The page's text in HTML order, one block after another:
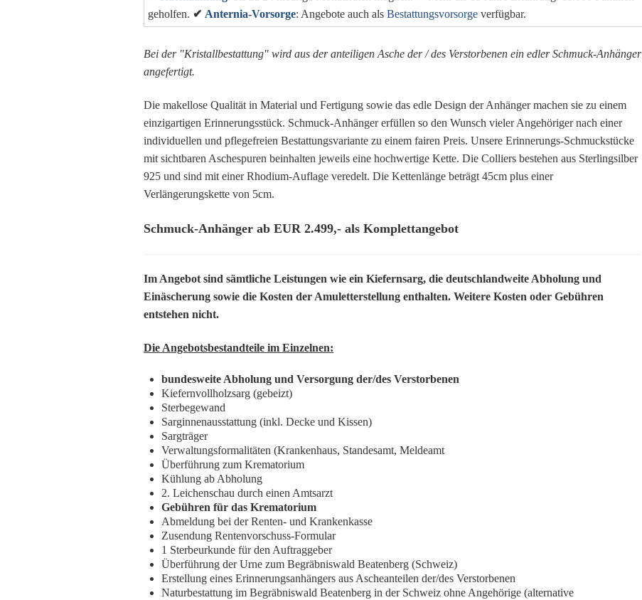
geholfen. ✔ Anternia-Vorsorge: Angebote auch als Bestattungsvorsorge verfügbar.
Bei der "Kristallbestattung" wird aus der anteiligen Asche der / des Verstorbenen ein edler Schmuck-Anhänger
angefertigt.
Die makellose Qualität in Material und Fertigung sowie das edle Design der Anhänger machen sie zu einem
einzigartigen Erinnerungsstück. Schmuck-Anhänger erfüllen so den Wunsch vieler Angehöriger nach einer
individuellen und pflegefreien Bestattungsvariante zu einem fairen Preis. Unsere Erinnerungs-Schmuckstücke
mit sichtbaren Aschespuren beinhalten jeweils eine hochwertige Kette. Die Colliers bestehen aus Sterlingsilber
925 und sind mit einer Rhodium-Auflage veredelt. Die Kettenlänge beträgt 45cm plus einer
Verlängerungskette von 5cm.
Schmuck-Anhänger ab EUR 2.499,- als Komplettangebot
Im Angebot sind sämtliche Leistungen wie ein Kiefernsarg, die deutschlandweite Abholung und
Einäscherung sowie die Kosten der Amuletterstellung enthalten. Weitere Kosten oder Gebühren
entstehen nicht.
Die Angebotsbestandteile im Einzelnen:
bundesweite Abholung und Versorgung der/des Verstorbenen
Kiefernvollholzsarg (gebeizt)
Sterbegewand
Sarginnenausstattung (inkl. Decke und Kissen)
Sargträger
Verwaltungsformalitäten (Krankenhaus, Standesamt, Meldeamt
Überführung zum Krematorium
Kühlung ab Abholung
2. Leichenschau durch einen Amtsarzt
Gebühren für das Krematorium
Abmeldung bei der Renten- und Krankenkasse
Zusendung Rentenvorschuss-Formular
1 Sterbeurkunde für den Auftraggeber
Überführung der Urne zum Begräbniswald Beatenberg (Schweiz)
Erstellung eines Erinnerungsanhängers aus Ascheanteilen der/des Verstorbenen
Naturbestattung im Begräbniswald Beatenberg in der Schweiz ohne Angehörige (alternative